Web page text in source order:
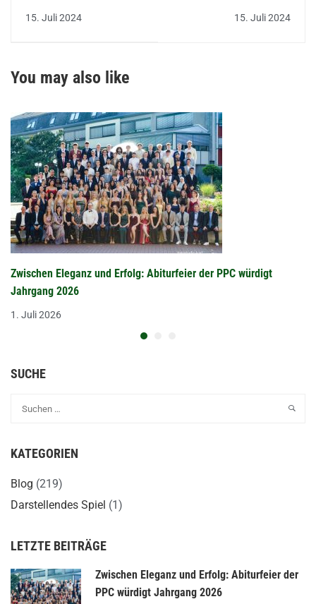
Schule – Abendschüler
15. Juli 2024
Schule – „Ihr seid als
15. Juli 2024
You may also like
Zwischen Eleganz und Erfolg: Abiturfeier der PPC würdigt
Jahrgang 2026
1. Juli 2026
SUCHE
KATEGORIEN
Blog (219)
Darstellendes Spiel (1)
LETZTE BEITRÄGE
Zwischen Eleganz und Erfolg: Abiturfeier der
PPC würdigt Jahrgang 2026